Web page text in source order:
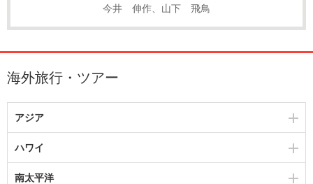
今井 伸作、山下 飛鳥
海外旅行・ツアー
アジア
ハワイ
南太平洋